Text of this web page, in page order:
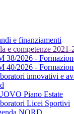
e finanziamenti
e competenze 2021-
38/2026 -
40/2026 -
innovativi e
Piano Estate
Licei Sportivi
NORD